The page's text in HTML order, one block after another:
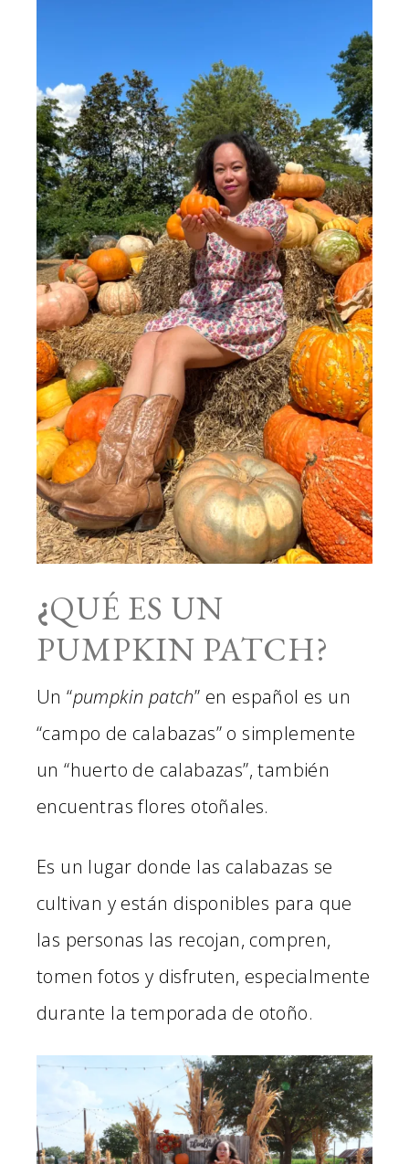
¿QUÉ ES UN
PUMPKIN PATCH?
Un “pumpkin patch” en español es un
“campo de calabazas” o simplemente
un “huerto de calabazas”, también
encuentras flores otoñales.
Es un lugar donde las calabazas se
cultivan y están disponibles para que
las personas las recojan, compren,
tomen fotos y disfruten, especialmente
durante la temporada de otoño.